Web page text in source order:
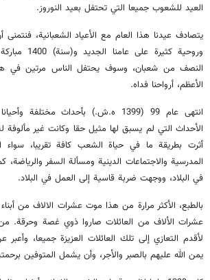
العيد للشعوب جميعا التي تحتفل بعيد النوروز.
يتصادف عيدنا هذا العام مع الأعياد الشعبانية،
وروحية
النصف من شعبان، وسوف يحتفل الناس مرتين في هذا
الأعظم، أرواحنا فداه.
انتهى عام 99 (1399 ه.ش.) بأحداث
الأحداث التي لم يسبق لها مثيل حقا وكانت غير مألوفة
أثرت بطريقة ما في حياة الشعب كافة تقريبا، سواء
المدرسية والاجتماعات الدينية ومسألة السفر والرياضة،
في البلاد، ووجهت ضربة قاسية إلى العمل في البلاد.
بالطبع، الأكثر مرارة من هذا موت عشرات الالاف من أبناء
عشرات الألاف من العائلات صاروا ذوي غصة وحرقة.
لأقدم التعازي إلى تلك العائلات العزيزة جميعا،
يمن الله عليهم بالصبر والأجر، وأن يشمل المتوفين